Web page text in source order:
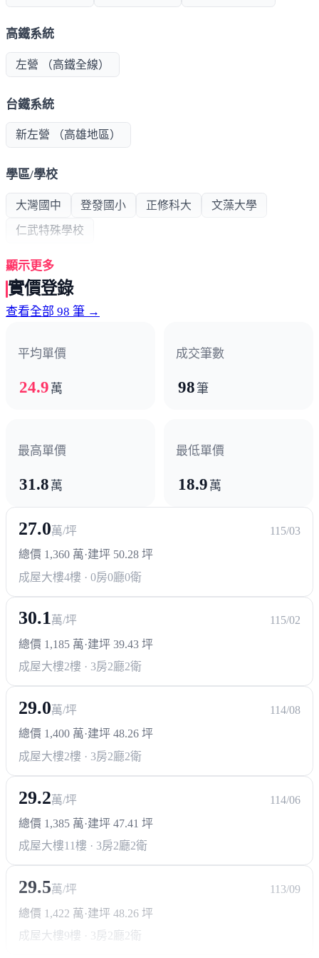
高鐵系統
左營 （高鐵全線）
台鐵系統
新左營 （高雄地區）
學區/學校
大灣國中 登發國小 正修科大 文藻大學
仁武特殊學校
公共建設
登發黃昏市場
醫療機構
榮總 長庚
顯示更多
實價登錄
查看全部 98 筆 →
平均單價
24.9 萬
成交筆數
98筆
最高單價
31.8 萬
最低單價
18.9 萬
27.0萬/坪
115/03
總價 1,360 萬·建坪 50.28 坪
成屋大樓4樓 · 0房0廳0衛
30.1萬/坪
115/02
總價 1,185 萬·建坪 39.43 坪
成屋大樓2樓 · 3房2廳2衛
29.0萬/坪
114/08
總價 1,400 萬·建坪 48.26 坪
成屋大樓2樓 · 3房2廳2衛
29.2萬/坪
114/06
總價 1,385 萬·建坪 47.41 坪
成屋大樓11樓 · 3房2廳2衛
29.5萬/坪
113/09
總價 1,422 萬 ·建坪 48.26 坪
成屋大樓9樓 · 3房2廳2衛